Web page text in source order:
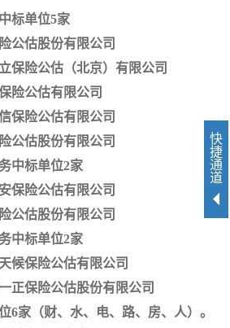
标单位5家
公估股份有限公司
保险公估（北京）有限公司
险公估有限公司
保险公估有限公司
公估股份有限公司
中标单位2家
保险公估有限公司
公估股份有限公司
中标单位2家
候保险公估有限公司
正保险公估股份有限公司
6家（财、水、电、路、房、人）。
快
捷
通
道